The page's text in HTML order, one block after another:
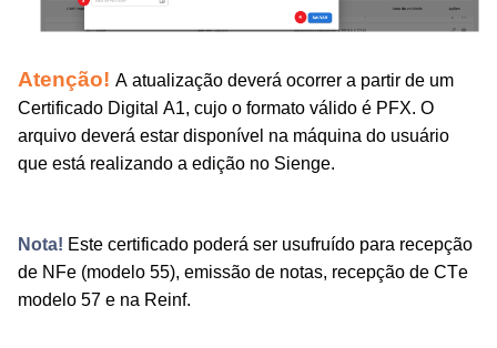
Atenção! A atualização deverá ocorrer a partir de um
Certificado Digital A1, cujo o formato válido é PFX. O
arquivo deverá estar disponível na máquina do usuário
que está realizando a edição no Sienge.
Nota! Este certificado poderá ser usufruído para recepção
de NFe (modelo 55), emissão de notas, recepção de CTe
modelo 57 e na Reinf.